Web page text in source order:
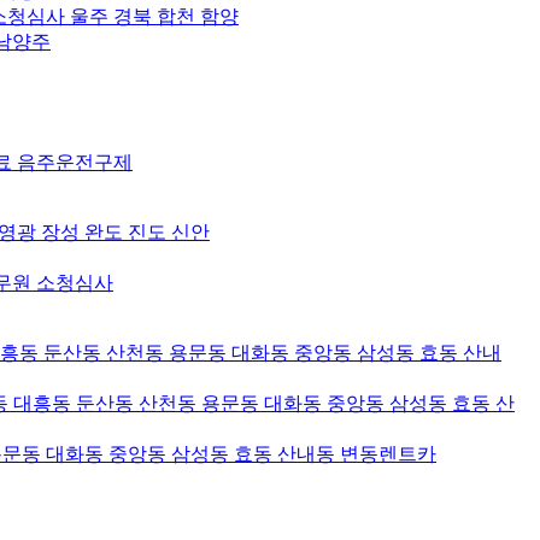
심사 울주 경북 합천 함양
양주
음주운전구제
광 장성 완도 진도 신안
원 소청심사
동 둔산동 산천동 용문동 대화동 중앙동 삼성동 효동 산내
흥동 둔산동 산천동 용문동 대화동 중앙동 삼성동 효동 산
동 대화동 중앙동 삼성동 효동 산내동 변동렌트카